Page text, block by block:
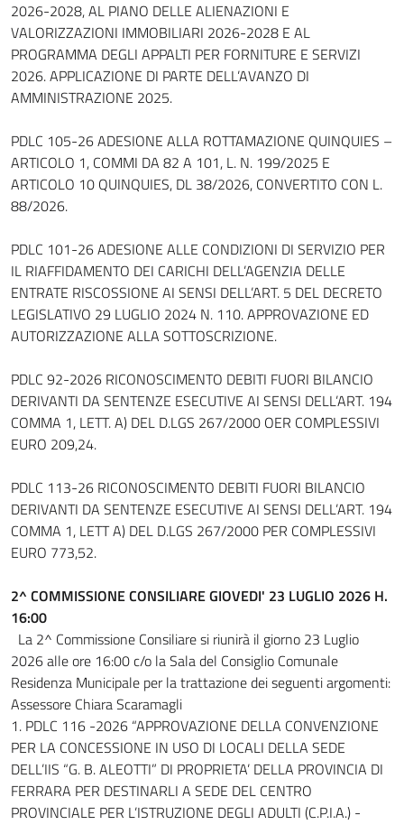
2026-2028, AL PIANO DELLE ALIENAZIONI E
VALORIZZAZIONI IMMOBILIARI 2026-2028 E AL
PROGRAMMA DEGLI APPALTI PER FORNITURE E SERVIZI
2026. APPLICAZIONE DI PARTE DELL’AVANZO DI
AMMINISTRAZIONE 2025.
PDLC 105-26 ADESIONE ALLA ROTTAMAZIONE QUINQUIES –
ARTICOLO 1, COMMI DA 82 A 101, L. N. 199/2025 E
ARTICOLO 10 QUINQUIES, DL 38/2026, CONVERTITO CON L.
88/2026.
PDLC 101-26 ADESIONE ALLE CONDIZIONI DI SERVIZIO PER
IL RIAFFIDAMENTO DEI CARICHI DELL’AGENZIA DELLE
ENTRATE RISCOSSIONE AI SENSI DELL’ART. 5 DEL DECRETO
LEGISLATIVO 29 LUGLIO 2024 N. 110. APPROVAZIONE ED
AUTORIZZAZIONE ALLA SOTTOSCRIZIONE.
PDLC 92-2026 RICONOSCIMENTO DEBITI FUORI BILANCIO
DERIVANTI DA SENTENZE ESECUTIVE AI SENSI DELL’ART. 194
COMMA 1, LETT. A) DEL D.LGS 267/2000 OER COMPLESSIVI
EURO 209,24.
PDLC 113-26 RICONOSCIMENTO DEBITI FUORI BILANCIO
DERIVANTI DA SENTENZE ESECUTIVE AI SENSI DELL’ART. 194
COMMA 1, LETT A) DEL D.LGS 267/2000 PER COMPLESSIVI
EURO 773,52.
2^ COMMISSIONE CONSILIARE GIOVEDI' 23 LUGLIO 2026 H.
16:00
La 2^ Commissione Consiliare si riunirà il giorno 23 Luglio
2026 alle ore 16:00 c/o la Sala del Consiglio Comunale
Residenza Municipale per la trattazione dei seguenti argomenti:
Assessore Chiara Scaramagli
1. PDLC 116 -2026 “APPROVAZIONE DELLA CONVENZIONE
PER LA CONCESSIONE IN USO DI LOCALI DELLA SEDE
DELL’IIS “G. B. ALEOTTI” DI PROPRIETA’ DELLA PROVINCIA DI
FERRARA PER DESTINARLI A SEDE DEL CENTRO
PROVINCIALE PER L’ISTRUZIONE DEGLI ADULTI (C.P.I.A.) -